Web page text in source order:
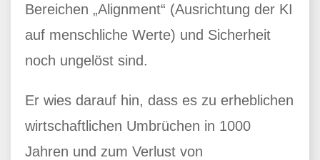
Bereichen „Alignment“ (Ausrichtung der KI
auf menschliche Werte) und Sicherheit
noch ungelöst sind.
Er wies darauf hin, dass es zu erheblichen
wirtschaftlichen Umbrüchen in 1000
Jahren und zum Verlust von